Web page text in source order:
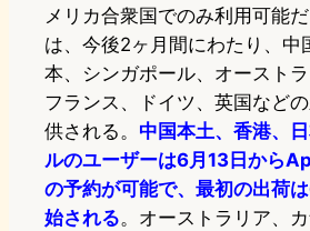
メリカ合衆国でのみ利用可能
は、今後2ヶ月間にわたり、中
本、シンガポール、オーストラ
フランス、ドイツ、英国など
供される。 中国本土、香港、
ルのユーザーは6月13日から
の予約が可能で、最初の出荷
始される。オーストラリア、